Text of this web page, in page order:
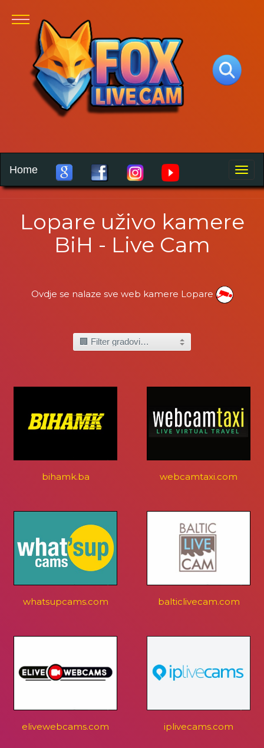
Toggle
Home
Lopare uživo kamere
BiH - Live Cam
Ovdje se nalaze sve web kamere Lopare
bihamk.ba webcamtaxi.com
whatsupcams.com balticlivecam.com
elivewebcams.com iplivecams.com